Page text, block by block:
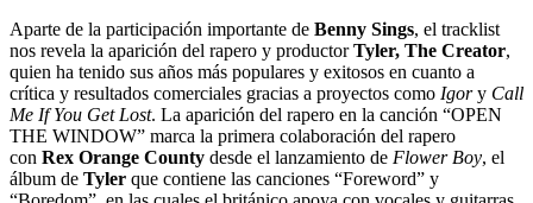
Aparte de la participación importante de Benny Sings, el tracklist
nos revela la aparición del rapero y productorTyler, The Creator,
quien ha tenido sus años más populares y exitosos en cuanto a
crítica y resultados comerciales gracias a proyectos como Igory Call
Me If You Get Lost. La aparición del rapero en la canción “OPEN
THE WINDOW” marca la primera colaboración del rapero
con Rex Orange County desde el lanzamiento de Flower Boy, el
álbum de Tyler que contiene las canciones “Foreword” y